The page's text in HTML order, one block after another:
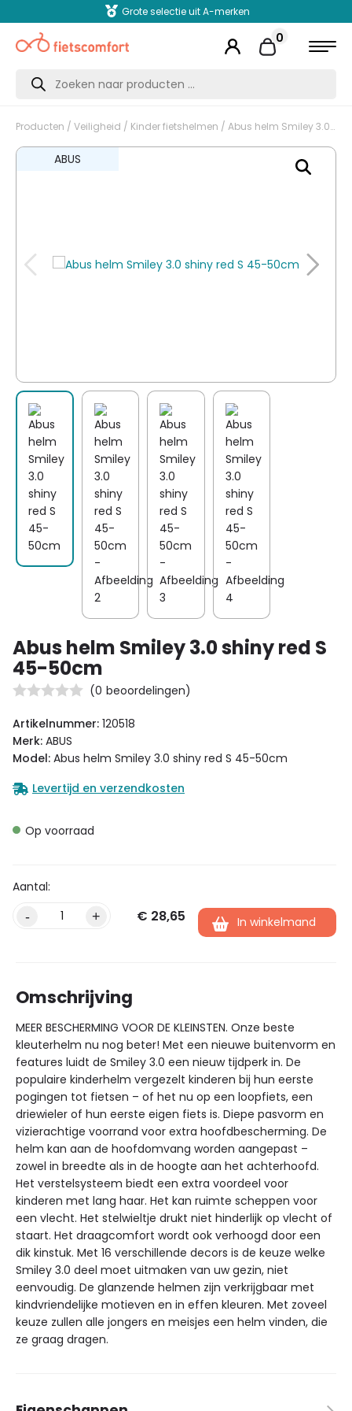
Grote selectie uit A-merken
0
Producten
zoeken
Producten / Veiligheid / Kinder fietshelmen / Abus helm Smiley 3.0 shiny red S 45-50cm
ABUS
Abus helm Smiley 3.0 shiny red S
45-50cm
(0 beoordelingen)
Artikelnummer: 120518
Merk: ABUS
Model: Abus helm Smiley 3.0 shiny red S 45-50cm
Levertijd en verzendkosten
Op voorraad
- + € 28,65 In winkelmand
Alternative:
Omschrijving
MEER BESCHERMING VOOR DE KLEINSTEN. Onze beste
kleuterhelm nu nog beter! Met een nieuwe buitenvorm en
features luidt de Smiley 3.0 een nieuw tijdperk in. De
populaire kinderhelm vergezelt kinderen bij hun eerste
pogingen tot fietsen – of het nu op een loopfiets, een
driewieler of hun eerste eigen fiets is. Diepe pasvorm en
vizierachtige voorrand voor extra hoofdbescherming. De
helm kan aan de hoofdomvang worden aangepast –
zowel in breedte als in de hoogte aan het achterhoofd.
Het verstelsysteem biedt een extra voordeel voor
kinderen met lang haar. Het kan ruimte scheppen voor
een vlecht. Het stelwieltje drukt niet hinderlijk op vlecht of
staart. Het draagcomfort wordt ook verhoogd door een
dik kinstuk. Met 16 verschillende decors is de keuze welke
Smiley 3.0 deel moet uitmaken van uw gezin, niet
eenvoudig. De glanzende helmen zijn verkrijgbaar met
kindvriendelijke motieven en in effen kleuren. Met zoveel
keuze zullen alle jongers en meisjes een helm vinden, die
ze graag dragen.